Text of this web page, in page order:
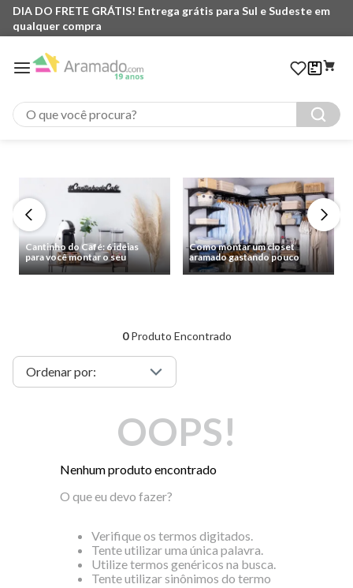
DIA DO FRETE GRÁTIS! Entrega grátis para Sul e Sudeste em
qualquer compra
O que você procura?
Cantinho do Café: 6 ideias
para você montar o seu
Como montar um closet
aramado gastando pouco
0Produto Encontrado
OOPS!
Nenhum produto encontrado
O que eu devo fazer?
Verifique os termos digitados.
Tente utilizar uma única palavra.
Utilize termos genéricos na busca.
Tente utilizar sinônimos do termo